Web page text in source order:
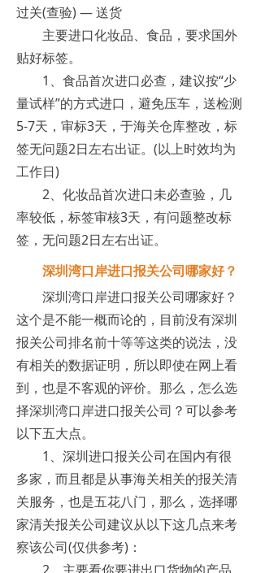
过关(查验) — 送货
主要进口化妆品、食品，要求国外
贴好标签。
1、食品首次进口必查，建议按“少
量试样”的方式进口，避免压车，送检测
5-7天，审标3天，于海关仓库整改，标
签无问题2日左右出证。(以上时效均为
工作日)
2、化妆品首次进口未必查验，几
率较低，标签审核3天，有问题整改标
签，无问题2日左右出证。
深圳湾口岸进口报关公司哪家好？
深圳湾口岸进口报关公司哪家好？
这个是不能一概而论的，目前没有深圳
报关公司排名前十等等这类的说法，没
有相关的数据证明，所以即使在网上看
到，也是不客观的评价。那么，怎么选
择深圳湾口岸进口报关公司？可以参考
以下五大点。
1、深圳进口报关公司在国内有很
多家，而且都是从事海关相关的报关清
关服务，也是五花八门，那么，选择哪
家清关报关公司建议从以下这几点来考
察该公司(仅供参考)：